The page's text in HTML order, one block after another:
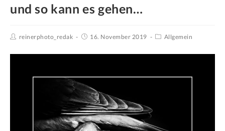
und so kann es gehen…
reinerphoto_redak 16. November 2019 Allgemein